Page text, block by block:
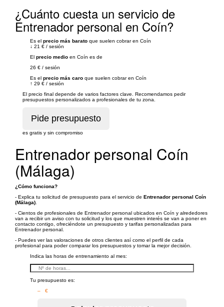
¿Cuánto cuesta un servicio de
Entrenador personal en Coín?
Es el precio más barato que suelen cobrar en Coín
↓ 21 € / sesión
El precio medio en Coín es de
26 € / sesión
Es el precio más caro que suelen cobrar en Coín
↑ 29 € / sesión
El precio final depende de varios factores clave. Recomendamos pedir
presupuestos personalizados a profesionales de tu zona.
es gratis y sin compromiso
Entrenador personal Coín
(Málaga)
¿Cómo funciona?
- Explica tu solicitud de presupuesto para el servicio de Entrenador personal Coín
(Málaga)
- Cientos de profesionales de Entrenador personal ubicados en Coín y alrededores
van a recibir un aviso con tu solicitud y los que muestren interés se van a poner en
contacto contigo, ofreciéndote un presupuesto y tarifas personalizadas para
Entrenador personal.
- Puedes ver las valoraciones de otros clientes así como el perfil de cada
profesional para poder comparar los presupuestos y tomar la mejor decisión.
Indica las horas de entrenamiento al mes:
Tu presupuesto es:
– €